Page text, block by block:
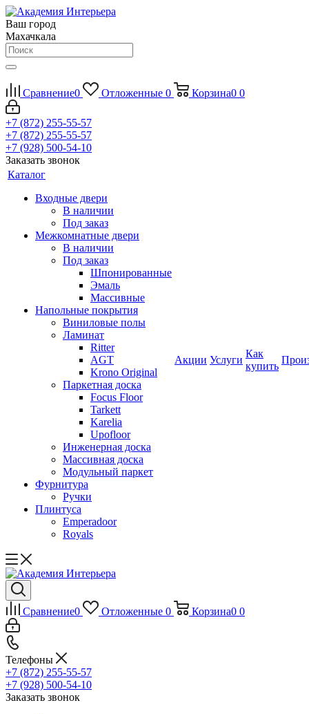
Ваш город
Махачкала
Сравнение0 Отложенные 0 Корзина0 0
+7 (872) 255-55-57
+7 (872) 255-55-57
+7 (928) 500-54-10
Заказать звонок
Каталог
Входные двери
В наличии
Под заказ
Межкомнатные двери
В наличии
Под заказ
Шпонированные
Эмаль
Массивные
Напольные покрытия
Виниловые полы
Ламинат
Ritter
AGT
Krono Original
Паркетная доска
Focus Floor
Tarkett
Karelia
Upofloor
Инженерная доска
Массивная доска
Модульный паркет
Фурнитура
Ручки
Плинтуса
Emperadoor
Royals
Акции Услуги
Как
купить
Сравнение0 Отложенные 0 Корзина0 0
Телефоны
+7 (872) 255-55-57
+7 (928) 500-54-10
Заказать звонок